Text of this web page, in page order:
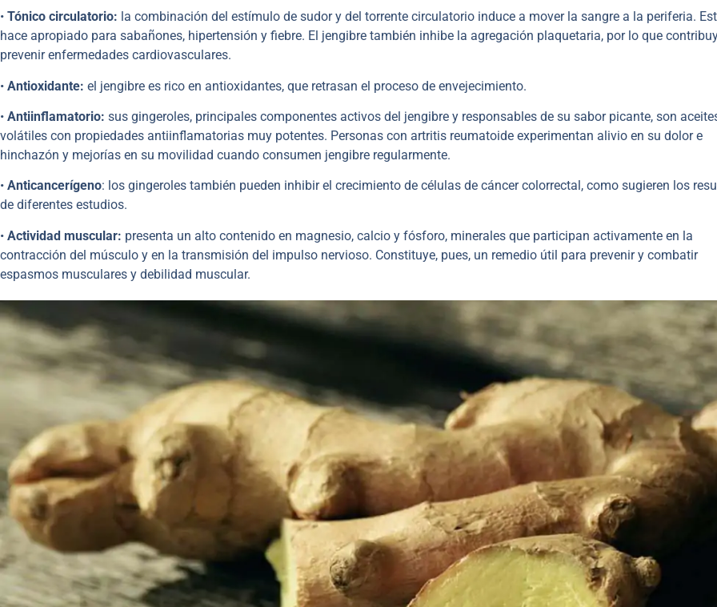
• Tónico circulatorio: la combinación del estímulo de sudor y del torrente circulatorio induce a mover la sangre a la periferia.
hace apropiado para sabañones, hipertensión y fiebre. El jengibre también inhibe la agregación plaquetaria, por lo que
prevenir enfermedades cardiovasculares.
• Antioxidante: el jengibre es rico en antioxidantes, que retrasan el proceso de envejecimiento.
• Antiinflamatorio: sus gingeroles, principales componentes activos del jengibre y responsables de su sabor picante, son
volátiles con propiedades antiinflamatorias muy potentes. Personas con artritis reumatoide experimentan alivio en su dolor e
hinchazón y mejorías en su movilidad cuando consumen jengibre regularmente.
• Anticancerígeno: los gingeroles también pueden inhibir el crecimiento de células de cáncer colorrectal, como sugieren los
de diferentes estudios.
• Actividad muscular: presenta un alto contenido en magnesio, calcio y fósforo, minerales que participan activamente en la
contracción del músculo y en la transmisión del impulso nervioso. Constituye, pues, un remedio útil para prevenir y combatir
espasmos musculares y debilidad muscular.